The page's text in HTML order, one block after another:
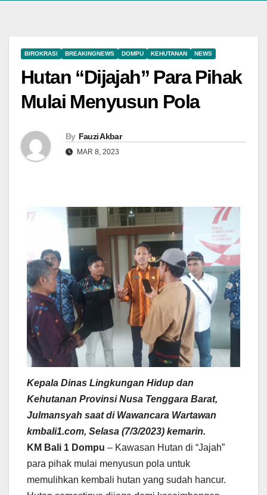
BIROKRASI BREAKINGNEWS DOMPU KEHUTANAN NEWS
Hutan “Dijajah” Para Pihak
Mulai Menyusun Pola
By Fauzi Akbar
MAR 8, 2023
Kepala Dinas Lingkungan Hidup dan
Kehutanan Provinsi Nusa Tenggara Barat,
Julmansyah saat di Wawancara Wartawan
kmbali1.com, Selasa (7/3/2023) kemarin.
KM Bali 1 Dompu – Kawasan Hutan di “Jajah”
para pihak mulai menyusun pola untuk
memulihkan kembali hutan yang sudah hancur.